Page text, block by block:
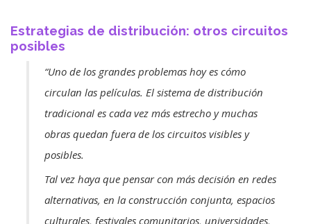
Estrategias de distribución: otros circuitos
posibles
“Uno de los grandes problemas hoy es cómo
circulan las películas. El sistema de distribución
tradicional es cada vez más estrecho y muchas
obras quedan fuera de los circuitos visibles y
posibles.
Tal vez haya que pensar con más decisión en redes
alternativas, en la construcción conjunta, espacios
culturales, festivales comunitarios, universidades,